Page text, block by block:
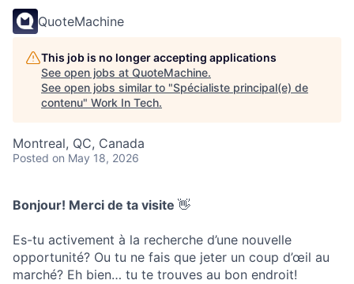
QuoteMachine
This job is no longer accepting applications
See open jobs at QuoteMachine.
See open jobs similar to "Spécialiste principal(e) de
contenu" Work In Tech.
Montreal, QC, Canada
Posted on May 18, 2026
Bonjour! Merci de ta visite 👋
Es-tu activement à la recherche d’une nouvelle
opportunité? Ou tu ne fais que jeter un coup d’œil au
marché? Eh bien… tu te trouves au bon endroit!